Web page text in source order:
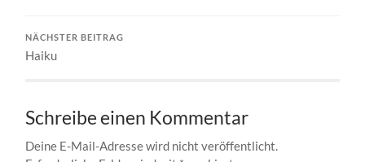
NÄCHSTER BEITRAG
Haiku
Schreibe einen Kommentar
Deine E-Mail-Adresse wird nicht veröffentlicht.